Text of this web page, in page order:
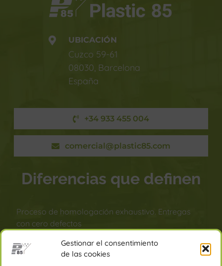
Gestionar el consentimiento
de las cookies
UBICACIÓN
Cuzco 59-61
08030, Barcelona
España
+34 933 455 004
comercial@plastic85.com
Diferencias que definen
Proceso de homologación exhaustivo. Entregas
con cero defectos
Protocolo de control de moldes y mejora continua
de piezas